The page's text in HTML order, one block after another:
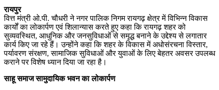
रायपुर
वित्त मंत्री ओ.पी. चौधरी ने नगर पालिक निगम रायगढ़ क्षेत्र में विभिन्न विकास
कार्यों का लोकार्पण एवं शिलान्यास करते हुए कहा कि रायगढ़ शहर को
सुव्यवस्थित, आधुनिक और जनसुविधाओं से समृद्ध बनाने के उद्देश्य से लगातार
कार्य किए जा रहे हैं। उन्होंने कहा कि शहर के विकास में अधोसंरचना विस्तार,
पर्यावरण संरक्षण, सामाजिक सुविधाओं और युवाओं के लिए बेहतर अवसर उपलब्ध
कराने पर विशेष ध्यान दिया जा रहा है।
साहू समाज सामुदायिक भवन का लोकार्पण